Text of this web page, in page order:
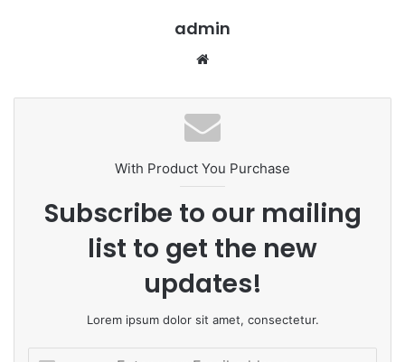
admin
te
With Product You Purchase
Subscribe to our mailing
list to get the new
updates!
Lorem ipsum dolor sit amet, consectetur.